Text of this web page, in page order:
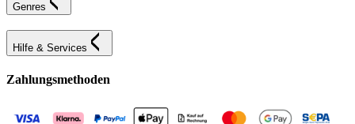
Genres
Hilfe & Services
Zahlungsmethoden